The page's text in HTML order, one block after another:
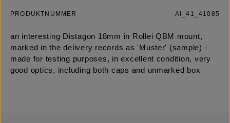
PRODUKTNUMMER AI_41_41085
an interesting Distagon 18mm in Rollei QBM mount,
marked in the delivery records as 'Muster' (sample) -
made for testing purposes, in excellent condition, very
good optics, including both caps and unmarked box